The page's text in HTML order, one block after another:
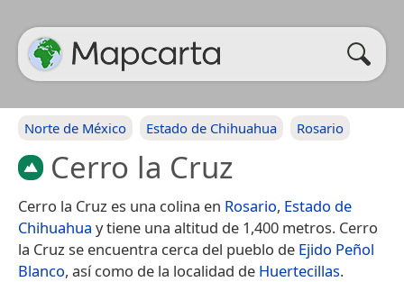
Norte de México Estado de Chihuahua Rosario
Cerro la Cruz
Cerro la Cruz es una colina en Rosario, Estado de
Chihuahua y tiene una altitud de 1,400 metros. Cerro
la Cruz se encuentra cerca del pueblo de Ejido Peñol
Blanco, así como de la localidad de Huertecillas.